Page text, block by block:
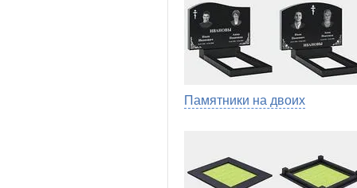
Памятники на двоих